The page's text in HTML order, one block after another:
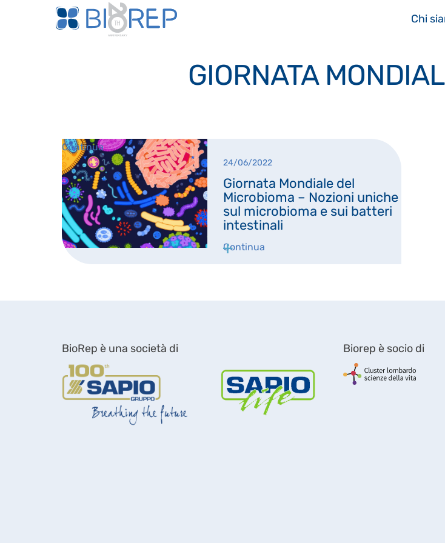
Chi
GIORNATA
Continua
24/06/2022
Giornata Mondiale del
Microbioma – Nozioni uniche
sul microbioma e sui batteri
intestinali
Continua
BioRep è una società di Biorep è socio di